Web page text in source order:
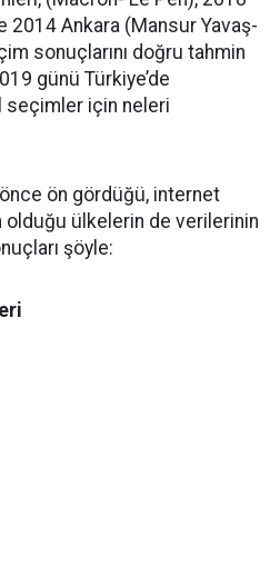
2014 Ankara (Mansur Yavaş-
sonuçlarını doğru tahmin
günü Türkiye’de
için neleri
ön gördüğü, internet
olduğu ülkelerin de verilerinin
şöyle: